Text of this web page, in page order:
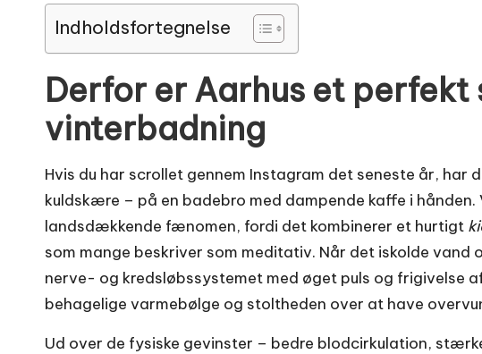
Indholdsfortegnelse
Derfor er Aarhus et
vinterbadning
Hvis du har scrollet gennem Instagram det seneste år, har
kuldskære – på en badebro med dampende kaffe i
landsdækkende fænomen, fordi det kombinerer et hurtigt
som mange beskriver som meditativ. Når det iskolde vand
nerve- og kredsløbssystemet med øget puls og frigivelse
behagelige varmebølge og stoltheden over at have
Ud over de fysiske gevinster – bedre blodcirkulation,